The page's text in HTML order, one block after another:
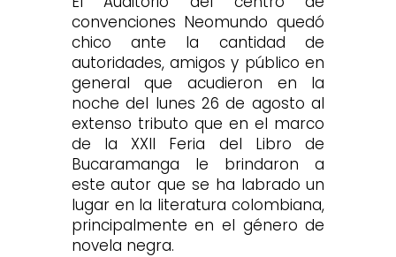
convenciones Neomundo quedó
chico ante la cantidad de
autoridades, amigos y público en
general que acudieron en la
noche del lunes 26 de agosto al
extenso tributo que en el marco
de la XXII Feria del Libro de
Bucaramanga le brindaron a
este autor que se ha labrado un
lugar en la literatura colombiana,
principalmente en el género de
novela negra.